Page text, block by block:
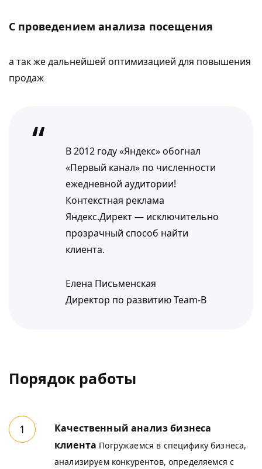
С проведением анализа посещения
а так же дальнейшей оптимизацией для повышения
продаж
В 2012 году «Яндекс» обогнал
«Первый канал» по численности
ежедневной аудитории!
Контекстная реклама
Яндекс.Директ — исключительно
прозрачный способ найти
клиента.
Елена Письменская
Директор по развитию Team-B
Порядок работы
Качественный анализ бизнеса
клиента Погружаемся в специфику бизнеса,
анализируем конкурентов, определяемся с